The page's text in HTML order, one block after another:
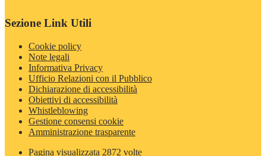
Sezione Link Utili
Cookie policy
Note legali
Informativa Privacy
Ufficio Relazioni con il Pubblico
Dichiarazione di accessibilità
Obiettivi di accessibilità
Whistleblowing
Gestione consensi cookie
Amministrazione trasparente
Pagina visualizzata 2872 volte